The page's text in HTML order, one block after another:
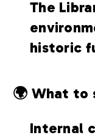
The
historic
🌍 What to
Internal